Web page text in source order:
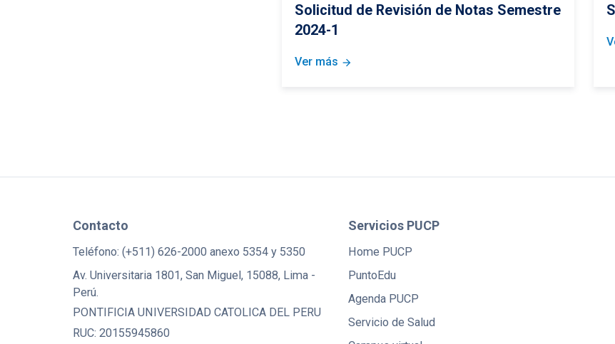
Solicitud de Revisión de Notas Semestre
2024-1
Ver más arrow_forward
Contacto
Teléfono: (+511) 626-2000 anexo 5354 y 5350
Av. Universitaria 1801, San Miguel, 15088, Lima -
Perú.
PONTIFICIA UNIVERSIDAD CATOLICA DEL PERU
RUC: 20155945860
Servicios PUCP
Home PUCP
PuntoEdu
Agenda PUCP
Servicio de Salud